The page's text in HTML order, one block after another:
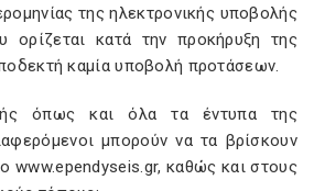
της ηλεκτρονικής υποβολής
ορίζεται κατά την προκήρυξη της
καμία υποβολή προτάσεων.
όπως και όλα τα έντυπα της
μπορούν να τα βρίσκουν
www.ependyseis.gr, καθώς και στους